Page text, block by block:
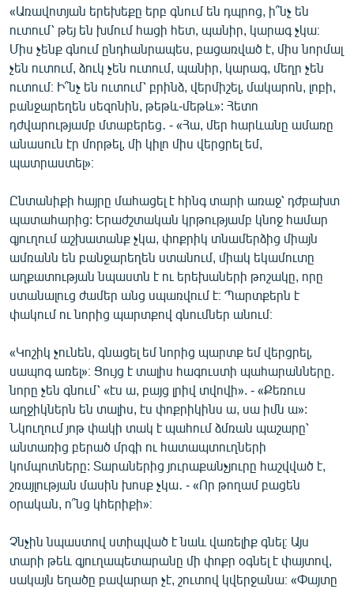
«Առավոտյան երեխեքը երբ գնում են դպրոց, ի՞նչ են
ուտում՝ թեյ են խմում հացի հետ, պանիր, կարագ չկա։
Միս չենք գնում ընդհանրապես, բացառված է, միս նորմալ
չեն ուտում, ձուկ չեն ուտում, պանիր, կարագ, մեղր չեն
ուտում։ Ի՞նչ են ուտում՝ բրինձ, վերմիշել, մակարոն, լոբի,
բանջարեղեն սեզոնին, թեթև-մեթև»: Հետո
դժվարությամբ մտաբերեց․ - «Հա, մեր հարևանը ամառը
անասուն էր մորթել, մի կիլո միս վերցրել եմ,
պատրաստել»։
Ընտանիքի հայրը մահացել է հինգ տարի առաջ՝ դժբախտ
պատահարից: Երաժշտական կրթությամբ կնոջ համար
գյուղում աշխատանք չկա, փոքրիկ տնամերձից միայն
ամռանն են բանջարեղեն ստանում, միակ եկամուտը
աղքատության նպաստն է ու երեխաների թոշակը, որը
ստանալուց ժամեր անց սպառվում է։ Պարտքերն է
փակում ու նորից պարտքով գնումներ անում։
«Կոշիկ չունեն, գնացել եմ նորից պարտք եմ վերցրել,
սապոգ առել»։ Ցույց է տալիս հագուստի պահարանները.
նորը չեն գնում՝ «էս ա, բայց լրիվ տվովի». - «Քեռուս
աղջիկներն են տալիս, էս փոքրիկինս ա, սա իմն ա»:
Նկուղում յոթ փակի տակ է պահում ձմռան պաշարը՝
անտառից բերած մրգի ու հատապտուղների
կոմպոտները: Տարաներից յուրաքանչյուրը հաշվված է,
շռայլության մասին խոսք չկա․ - «Որ թողամ բացեն
օրական, ո՞նց կհերիքի»։
Չնչին նպաստով ստիպված է նաև վառելիք գնել։ Այս
տարի թեև գյուղապետարանը մի փոքր օգնել է փայտով,
սակայն եղածը բավարար չէ, շուտով կվերջանա։ «Փայտը